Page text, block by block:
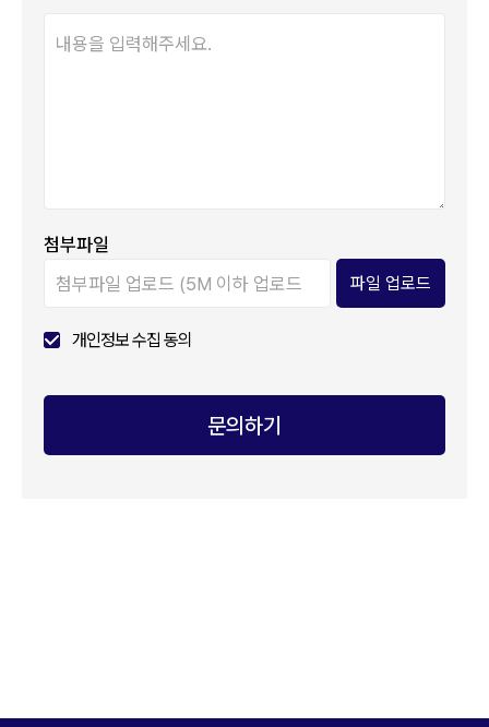
첨부파일
첨부파일 업로드 (5M 이하 업로드
가능)
개인정보 수집 동의
문의하기